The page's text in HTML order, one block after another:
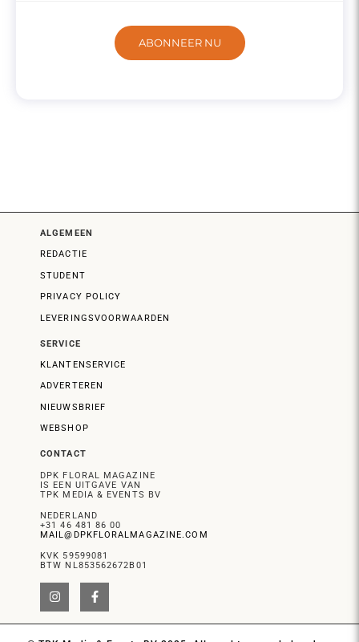
ABONNEER NU
ALGEMEEN
REDACTIE
STUDENT
PRIVACY POLICY
LEVERINGSVOORWAARDEN
SERVICE
KLANTENSERVICE
ADVERTEREN
NIEUWSBRIEF
WEBSHOP
CONTACT
DPK FLORAL MAGAZINE
IS EEN UITGAVE VAN
TPK MEDIA & EVENTS BV
NEDERLAND
+31 46 481 86 00
MAIL@DPKFLORALMAGAZINE.COM
KVK 59599081
BTW NL853562672B01